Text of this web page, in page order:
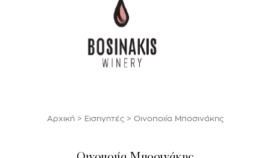
Αρχική> Εισηγητές> Οινοποιία Μποσινάκης